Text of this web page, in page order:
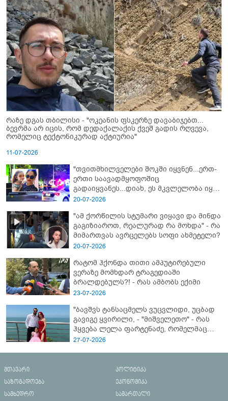
რაზე დგას თბილისი - "ოკეანის ფსკერზე დავაბიჯებთ...
ბევრმა არ იცის, რომ დედაქალაქის ქვეშ გადის რღვევა,
რომელიც ტექტონიკურად აქტიურია"
11-07-2026
"თვითმხილველები შოკში იყვნენ...ერთ-
ერთი საავადმყოფოშიც
გადაიყვანეს...დიახ, ეს მკვლელობა იყო"
- გორში დატრიალებული ტრაგედიის
20-07-2026
"ამ ქორწილის სტუმარი ვიყავი და მინდა
გაგიზიაროთ, რეალურად რა მოხდა" - რა
მიმართვას ავრცელებს სოფი ახმეტელი?
20-07-2026
რატომ ჰქონდა თითი ამპუტირებული
ვერაზე მომხდარ ტრაგედიაში
ბრალდებულს?! - რას ამბობს ექიმი
23-07-2026
"ბავშვს ტანსაცმელს ვუცვლიდი, უცბად
გავიგე ყვირილი, - "მიშველეთო" - რას
ჰყვება ლელა ფარტენაძე, რომელმაც
ბათუმში 16 წლის ბიჭი ზღვაში
27-07-2026
მთავარი
პოლიტიკა
საზოგადოება
ეკონომიკა
სამხედრო
სამართალი